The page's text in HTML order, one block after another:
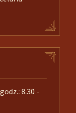
8.30 -